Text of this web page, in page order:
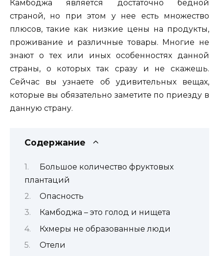
Камбоджа является достаточно бедной
страной, но при этом у нее есть множество
плюсов, такие как низкие цены на продукты,
проживание и различные товары. Многие не
знают о тех или иных особенностях данной
страны, о которых так сразу и не скажешь.
Сейчас вы узнаете об удивительных вещах,
которые вы обязательно заметите по приезду в
данную страну.
Содержание
Большое количество фруктовых
плантаций
Опасность
Камбоджа – это голод и нищета
Кхмеры не образованные люди
Отели